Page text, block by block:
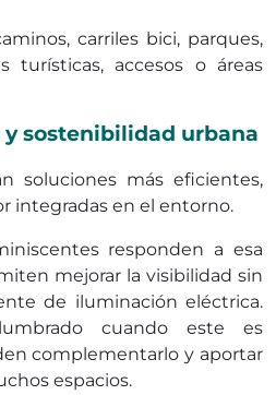
carriles bici, parques,
turísticas, accesos o áreas
sostenibilidad urbana
soluciones más eficientes,
integradas en el entorno.
responden a esa
mejorar la visibilidad sin
de iluminación eléctrica.
cuando este es
complementarlo y aportar
espacios.